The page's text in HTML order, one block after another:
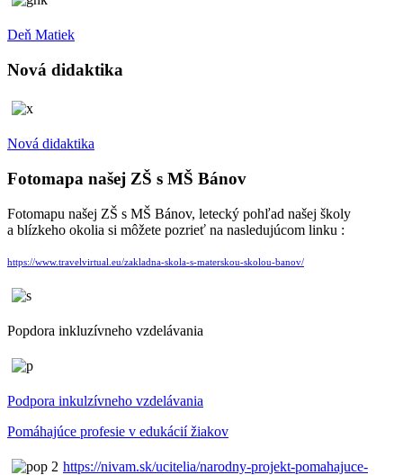
Deň Matiek
Nová didaktika
Nová didaktika
Fotomapa našej ZŠ s MŠ Bánov
Fotomapu našej ZŠ s MŠ Bánov, letecký pohľad našej školy
a blízkeho okolia si môžete pozrieť na nasledujúcom linku :
https://www.travelvirtual.eu/zakladna-skola-s-materskou-skolou-banov/
Popdora inkluzívneho vzdelávania
Podpora inkulzívneho vzdelávania
Pomáhajúce profesie v edukácií žiakov
https://nivam.sk/ucitelia/narodny-projekt-pomahajuce-